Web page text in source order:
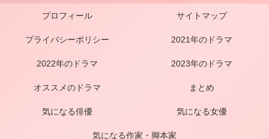
プロフィール サイトマップ
プライバシーポリシー 2021年のドラマ
2022年のドラマ 2023年のドラマ
オススメのドラマ まとめ
気になる俳優 気になる女優
気になる作家・脚本家